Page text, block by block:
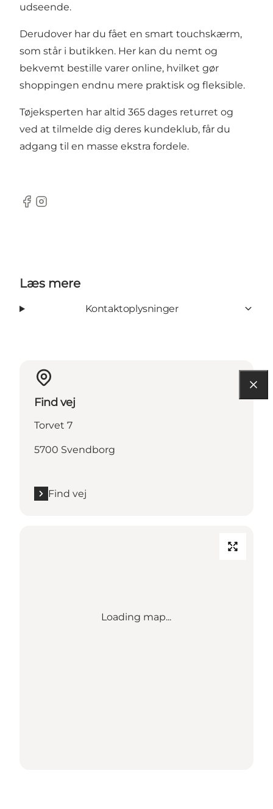
udseende.
Derudover har du fået en smart touchskærm,
som står i butikken. Her kan du nemt og
bekvemt bestille varer online, hvilket gør
shoppingen endnu mere praktisk og fleksible.
Tøjeksperten har altid 365 dages returret og
ved at tilmelde dig deres kundeklub, får du
adgang til en masse ekstra fordele.
Facebook
Instagram
Læs mere
Kontaktoplysninger
Find vej
Torvet 7
5700 Svendborg
Find vej
Loading map...